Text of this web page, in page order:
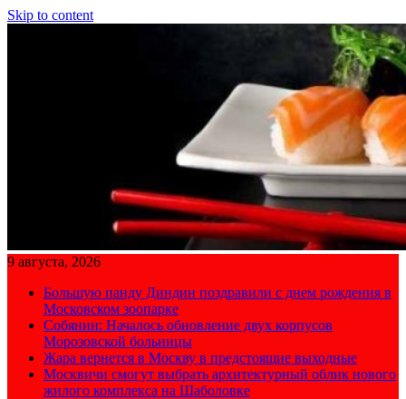
Skip to content
9 августа, 2026
Большую панду Диндин поздравили с днем рождения в
Московском зоопарке
Собянин: Началось обновление двух корпусов
Морозовской больницы
Жара вернется в Москву в предстоящие выходные
Москвичи смогут выбрать архитектурный облик нового
жилого комплекса на Шаболовке